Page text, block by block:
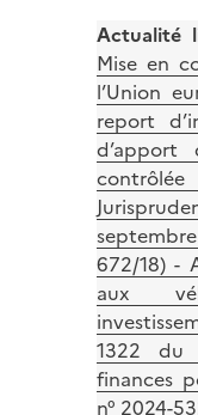
Actualité
Mise en
l’Union
report
672/18) -
aux
1322 du
finances
n° 2024-